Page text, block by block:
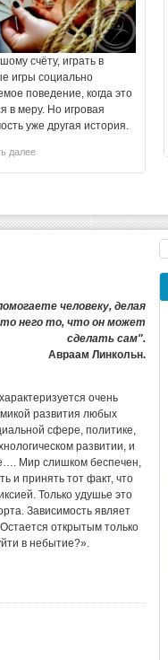
счёту, играть в
игры социально
поведение, когда это
в меру. Но игровая
уже другая история.
далее
человеку, делая
него то, что он может
сделать сам".
Авраам Линкольн.
очень
развития любых
сфере, политике,
развитии, и
Мир слишком беспечен,
и принять тот факт, что
Только удушье это
Зависимость являет
открытым только
в небытие?».